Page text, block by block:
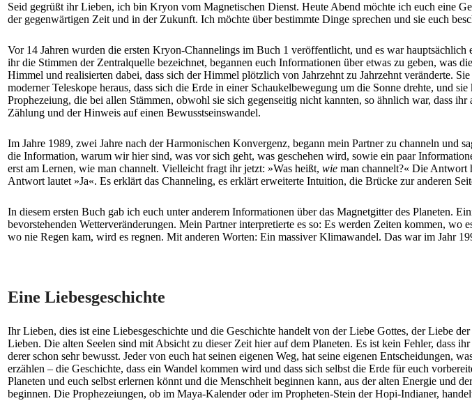
Seid gegrüßt ihr Lieben, ich bin Kryon vom Magnetischen Dienst. Heute Abend möchte ich euch eine
der gegenwärtigen Zeit und in der Zukunft. Ich möchte über bestimmte Dinge sprechen und sie euch
Vor 14 Jahren wurden die ersten Kryon-Channelings im Buch 1 veröffentlicht, und es war
ihr die Stimmen der Zentralquelle bezeichnet, begannen euch Informationen über etwas zu geben, was
Himmel und realisierten dabei, dass sich der Himmel plötzlich von Jahrzehnt zu Jahrzehnt veränderte.
moderner Teleskope heraus, dass sich die Erde in einer Schaukelbewegung um die Sonne drehte, und
Prophezeiung, die bei allen Stämmen, obwohl sie sich gegenseitig nicht kannten, so ähnlich war, dass
Zählung und der Hinweis auf einen Bewusstseinswandel.
Im Jahre 1989, zwei Jahre nach der Harmonischen Konvergenz, begann mein Partner zu channeln und
die Information, warum wir hier sind, was vor sich geht, was geschehen wird, sowie ein paar
erst am Lernen, wie man channelt. Vielleicht fragt ihr jetzt: »Was heißt, wie man channelt?« Die Antwort
Antwort lautet »Ja«. Es erklärt das Channeling, es erklärt erweiterte Intuition, die Brücke zur anderen
In diesem ersten Buch gab ich euch unter anderem Informationen über das Magnetgitter des Planeten.
bevorstehenden Wetterveränderungen. Mein Partner interpretierte es so: Es werden Zeiten kommen,
wo nie Regen kam, wird es regnen. Mit anderen Worten: Ein massiver Klimawandel. Das war im Jahr
Eine Liebesgeschichte
Ihr Lieben, dies ist eine Liebesgeschichte und die Geschichte handelt von der Liebe Gottes, der Liebe
Lieben. Die alten Seelen sind mit Absicht zu dieser Zeit hier auf dem Planeten. Es ist kein Fehler, dass
derer schon sehr bewusst. Jeder von euch hat seinen eigenen Weg, hat seine eigenen Entscheidungen,
erzählen – die Geschichte, dass ein Wandel kommen wird und dass sich selbst die Erde für euch
Planeten und euch selbst erlernen könnt und die Menschheit beginnen kann, aus der alten Energie und
beginnen. Die Prophezeiungen, ob im Maya-Kalender oder im Propheten-Stein der Hopi-Indianer,